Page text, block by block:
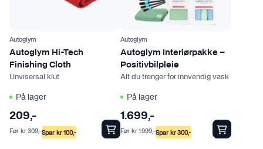
t
i
v
e
k
Autoglym
Autoglym Hi-Tech
Finishing Cloth
Unvisersal klut
På lager
209,-
Spar kr100,-
Før kr309,-
Autoglym
Autoglym Interiørpakke –
Positivbilpleie
Alt du trenger for innvendig vask
På lager
1.699,-
Spar kr300,-
Før kr1.999,-